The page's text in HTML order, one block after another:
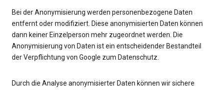
Bei der Anonymisierung werden personenbezogene Daten
entfernt oder modifiziert. Diese anonymisierten Daten können
dann keiner Einzelperson mehr zugeordnet werden. Die
Anonymisierung von Daten ist ein entscheidender Bestandteil
der Verpflichtung von Google zum Datenschutz.
Durch die Analyse anonymisierter Daten können wir sichere